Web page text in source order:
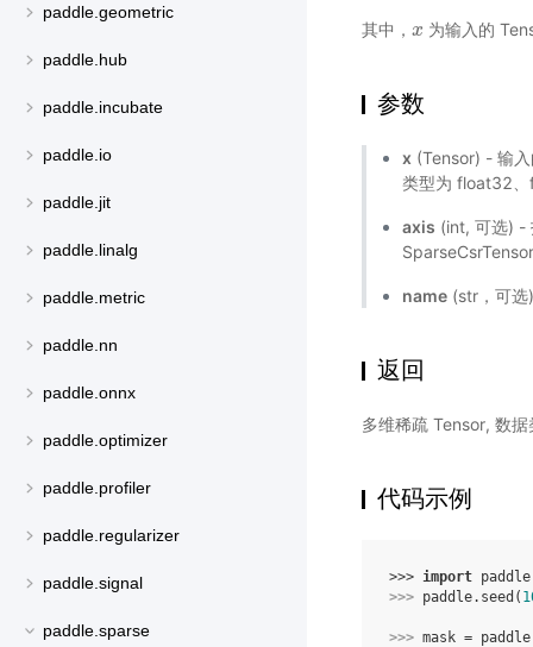
paddle.geometric
paddle.hub
paddle.incubate
paddle.io
paddle.jit
paddle.linalg
paddle.metric
paddle.nn
paddle.onnx
paddle.optimizer
paddle.profiler
paddle.regularizer
paddle.signal
paddle.sparse
其中， x
x 为输入的
参数
x (Tensor) - 输
类型为 float32
axis (int, 可选) -
name (str，可
返回
多维稀疏 Tensor, 数
代码示例
>>> import paddle
>>> paddle. seed (
>>> mask = paddle